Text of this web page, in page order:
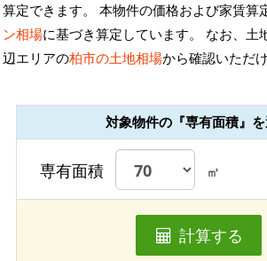
算定できます。 本物件の価格および家賃算
ン相場に基づき算定しています。 なお、土
辺エリアの柏市の土地相場から確認いただけ
対象物件の『専有面積』
専有面積 ㎡
計算する